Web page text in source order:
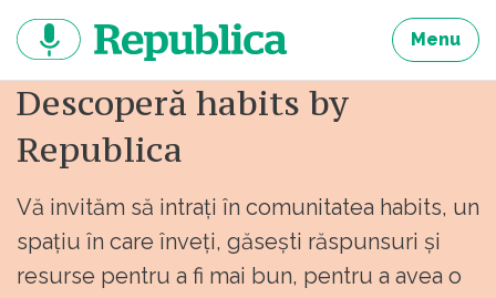
continut
Menu
Descoperă habits by
Republica
Vă invităm să intrați în comunitatea habits, un
spațiu în care înveți, găsești răspunsuri și
resurse pentru a fi mai bun, pentru a avea o